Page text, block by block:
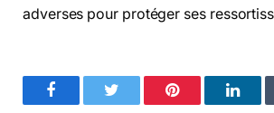
adverses pour protéger ses
FacebookTwitter Pinterest